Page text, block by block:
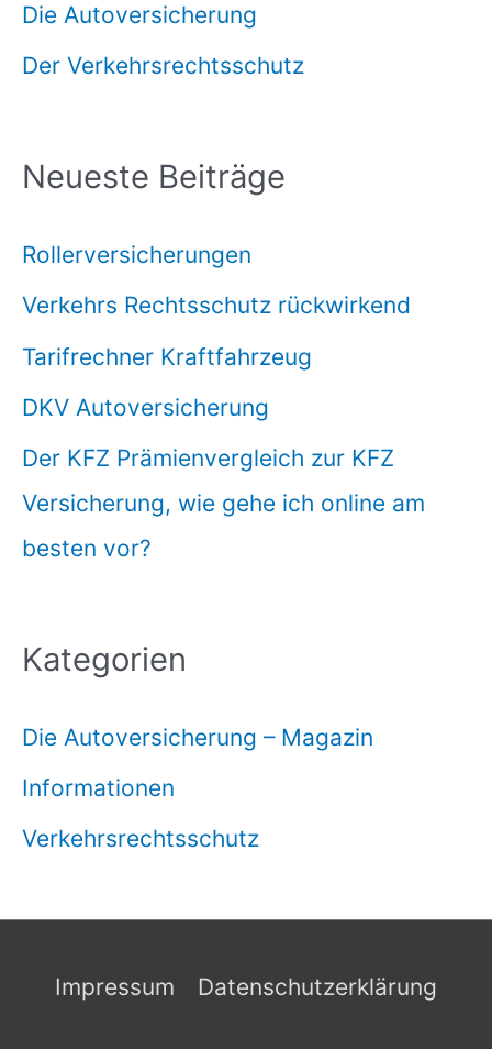
Die Autoversicherung
Der Verkehrsrechtsschutz
Neueste Beiträge
Rollerversicherungen
Verkehrs Rechtsschutz rückwirkend
Tarifrechner Kraftfahrzeug
DKV Autoversicherung
Der KFZ Prämienvergleich zur KFZ
Versicherung, wie gehe ich online am
besten vor?
Kategorien
Die Autoversicherung – Magazin
Informationen
Verkehrsrechtsschutz
Impressum Datenschutzerklärung